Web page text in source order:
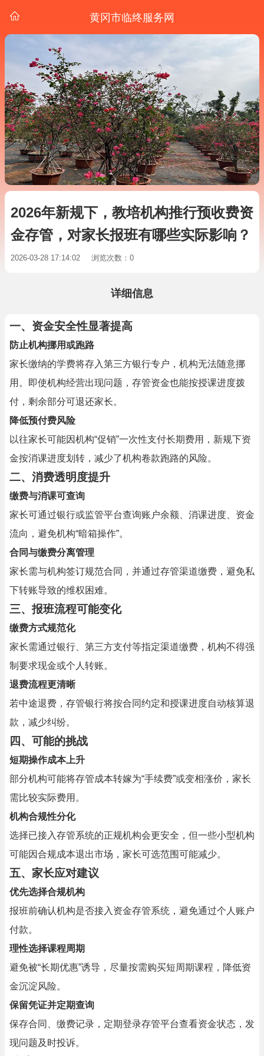
黄冈市临终服务网
2026年新规下，教培机构推行预收费资
金存管，对家长报班有哪些实际影响？
2026-03-28 17:14:02 浏览次数：0
详细信息
一、资金安全性显著提高
防止机构挪用或跑路
家长缴纳的学费将存入第三方银行专户，机构无法随意挪
用。即使机构经营出现问题，存管资金也能按授课进度拨
付，剩余部分可退还家长。
降低预付费风险
以往家长可能因机构“促销”一次性支付长期费用，新规下资
金按消课进度划转，减少了机构卷款跑路的风险。
二、消费透明度提升
缴费与消课可查询
家长可通过银行或监管平台查询账户余额、消课进度、资金
流向，避免机构“暗箱操作”。
合同与缴费分离管理
家长需与机构签订规范合同，并通过存管渠道缴费，避免私
下转账导致的维权困难。
三、报班流程可能变化
缴费方式规范化
家长需通过银行、第三方支付等指定渠道缴费，机构不得强
制要求现金或个人转账。
退费流程更清晰
若中途退费，存管银行将按合同约定和授课进度自动核算退
款，减少纠纷。
四、可能的挑战
短期操作成本上升
部分机构可能将存管成本转嫁为“手续费”或变相涨价，家长
需比较实际费用。
机构合规性分化
选择已接入存管系统的正规机构会更安全，但一些小型机构
可能因合规成本退出市场，家长可选范围可能减少。
五、家长应对建议
优先选择合规机构
报班前确认机构是否接入资金存管系统，避免通过个人账户
付款。
理性选择课程周期
避免被“长期优惠”诱导，尽量按需购买短周期课程，降低资
金沉淀风险。
保留凭证并定期查询
保存合同、缴费记录，定期登录存管平台查看资金状态，发
现问题及时投诉。